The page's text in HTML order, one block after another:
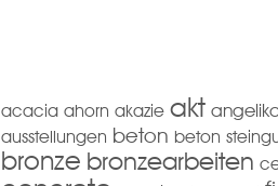
acacia ahorn akazie akt
ausstellungen beton beton
bronze bronzearbeiten